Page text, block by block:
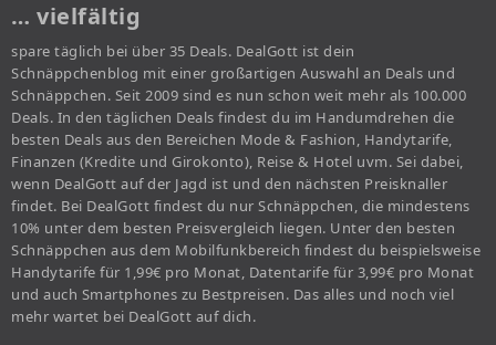
… vielfältig
spare täglich bei über 35 Deals. DealGott ist dein
Schnäppchenblog mit einer großartigen Auswahl an Deals und
Schnäppchen. Seit 2009 sind es nun schon weit mehr als 100.000
Deals. In den täglichen Deals findest du im Handumdrehen die
besten Deals aus den Bereichen Mode & Fashion, Handytarife,
Finanzen (Kredite und Girokonto), Reise & Hotel uvm. Sei dabei,
wenn DealGott auf der Jagd ist und den nächsten Preisknaller
findet. Bei DealGott findest du nur Schnäppchen, die mindestens
10% unter dem besten Preisvergleich liegen. Unter den besten
Schnäppchen aus dem Mobilfunkbereich findest du beispielsweise
Handytarife für 1,99€ pro Monat, Datentarife für 3,99€ pro Monat
und auch Smartphones zu Bestpreisen. Das alles und noch viel
mehr wartet bei DealGott auf dich.